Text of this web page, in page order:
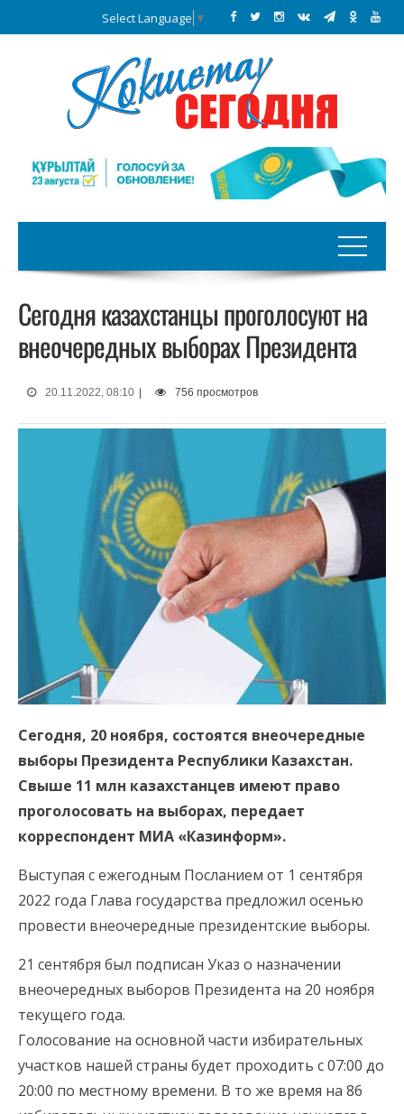
Select Language ▼
Сегодня казахстанцы проголосуют на
внеочередных выборах Президента
20.11.2022, 08:10 756 просмотров
Сегодня, 20 ноября, состоятся внеочередные
выборы Президента Республики Казахстан.
Свыше 11 млн казахстанцев имеют право
проголосовать на выборах, передает
корреспондент МИА «Казинформ».
Выступая с ежегодным Посланием от 1 сентября
2022 года Глава государства предложил осенью
провести внеочередные президентские выборы.
21 сентября был подписан Указ о назначении
внеочередных выборов Президента на 20 ноября
текущего года.
Голосование на основной части избирательных
участков нашей страны будет проходить с 07:00 до
20:00 по местному времени. В то же время на 86